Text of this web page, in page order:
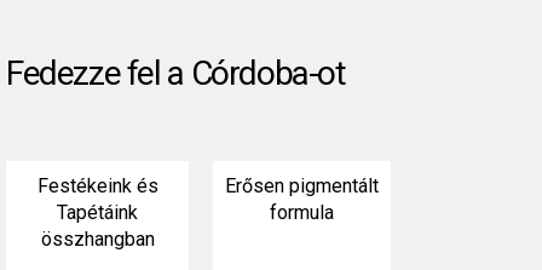
Fedezze fel a Córdoba-ot
Festékeink és
Tapétáink
összhangban
Erősen pigmentált
formula